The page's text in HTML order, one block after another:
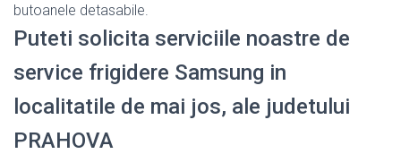
butoanele detasabile.
Puteti solicita serviciile noastre de
service frigidere Samsung in
localitatile de mai jos, ale judetului
PRAHOVA